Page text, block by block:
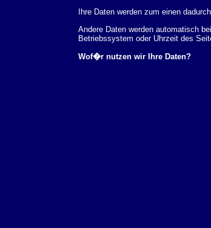
Ihre Daten werden zum einen
Andere Daten werden automatisch
Betriebssystem oder Uhrzeit des
Wof�r nutzen wir Ihre Daten?